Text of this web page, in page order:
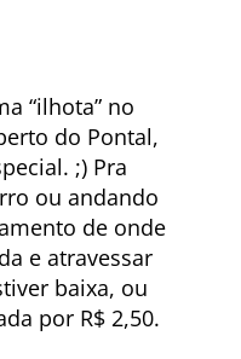
“ilhota” no
do Pontal,
;) Pra
ou andando
de onde
e atravessar
baixa, ou
por R$ 2,50.